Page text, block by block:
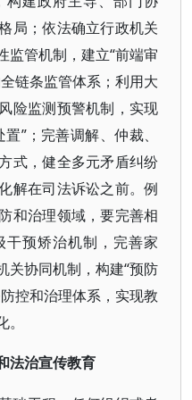
局；依法确立行政机关
监管机制，建立“前端审
链条监管体系；利用大
险监测预警机制，实现
”；完善调解、仲裁、
式，健全多元矛盾纠纷
解在司法诉讼之前。例
和治理领域，要完善相
预矫治机制，完善家
关协同机制，构建“预防
控和治理体系，实现教
法治宣传教育